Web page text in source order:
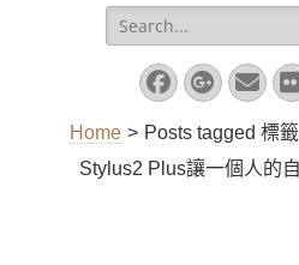
Search
for:
Facebook
Home > Posts tagged 標
Stylus2 Plus讓一個人的